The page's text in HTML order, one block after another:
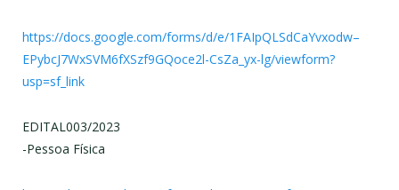
https://docs.google.com/forms/d/e/1FAIpQLSdCaYvxodw–
EPybcJ7WxSVM6fXSzf9GQoce2l-CsZa_yx-lg/viewform?
usp=sf_link
EDITAL003/2023
-Pessoa Física